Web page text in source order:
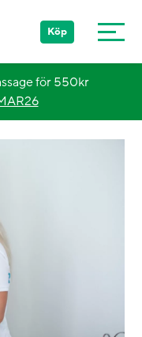
Köp
för 550kr